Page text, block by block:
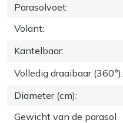
Parasolvoet:
Volant:
Kantelbaar:
Volledig draaibaar (360°):
Diameter (cm):
Gewicht van de parasol